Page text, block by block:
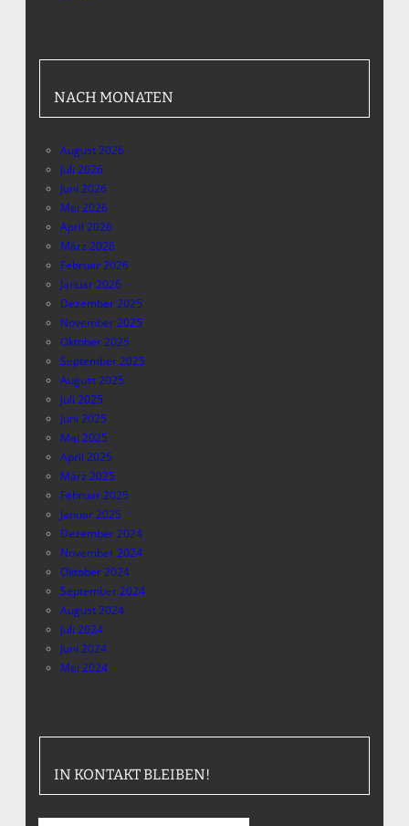
NACH MONATEN
August 2026
Juli 2026
Juni 2026
Mai 2026
April 2026
März 2026
Februar 2026
Januar 2026
Dezember 2025
November 2025
Oktober 2025
September 2025
August 2025
Juli 2025
Juni 2025
Mai 2025
April 2025
März 2025
Februar 2025
Januar 2025
Dezember 2024
November 2024
Oktober 2024
September 2024
August 2024
Juli 2024
Juni 2024
Mai 2024
IN KONTAKT BLEIBEN!